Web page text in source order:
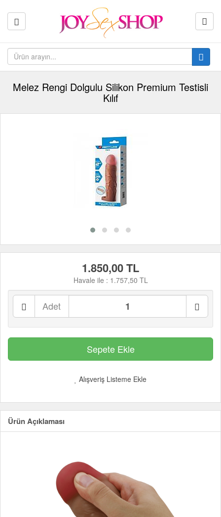
Melez Rengi Dolgulu Silikon Premium Testisli
Kılıf
1.850,00 TL
Havale ile : 1.757,50 TL
Adet
Alışveriş Listeme Ekle
Ürün Açıklaması